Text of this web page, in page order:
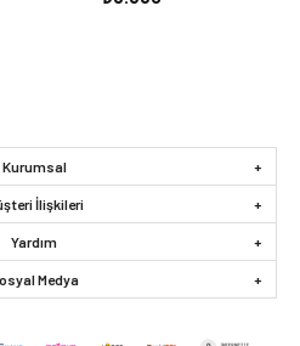
Kurumsal
İlişkileri
Yardım
Medya